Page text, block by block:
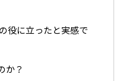
役に立ったと実感で
か？